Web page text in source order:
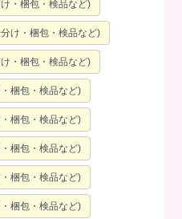
・梱包・検品など)
け・梱包・検品など)
・梱包・検品など)
梱包・検品など)
梱包・検品など)
梱包・検品など)
梱包・検品など)
梱包・検品など)